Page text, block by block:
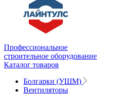
Профессиональное
строительное оборудование
Каталог товаров
Болгарки (УШМ)
Вентиляторы